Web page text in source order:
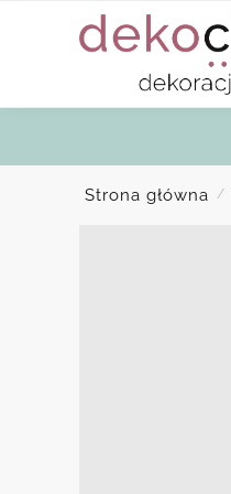
Strona główna /